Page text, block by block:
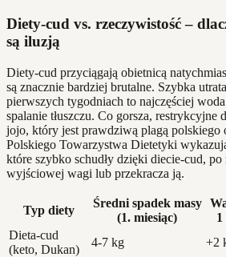
Diety-cud vs. rzeczywistość –
są iluzją
Diety-cud przyciągają obietnicą
są znacznie bardziej brutalne. Szybka
pierwszych tygodniach to najczęściej
spalanie tłuszczu. Co gorsza, restrykcyjne
jojo, który jest prawdziwą plagą polskiego
Polskiego Towarzystwa Dietetyki
które szybko schudły dzięki diecie-cud,
wyjściowej wagi lub przekracza ją.
Typ diety
Średni spadek masy
(1. miesiąc)
Dieta-cud
(keto, Dukan)
4-7 kg +2